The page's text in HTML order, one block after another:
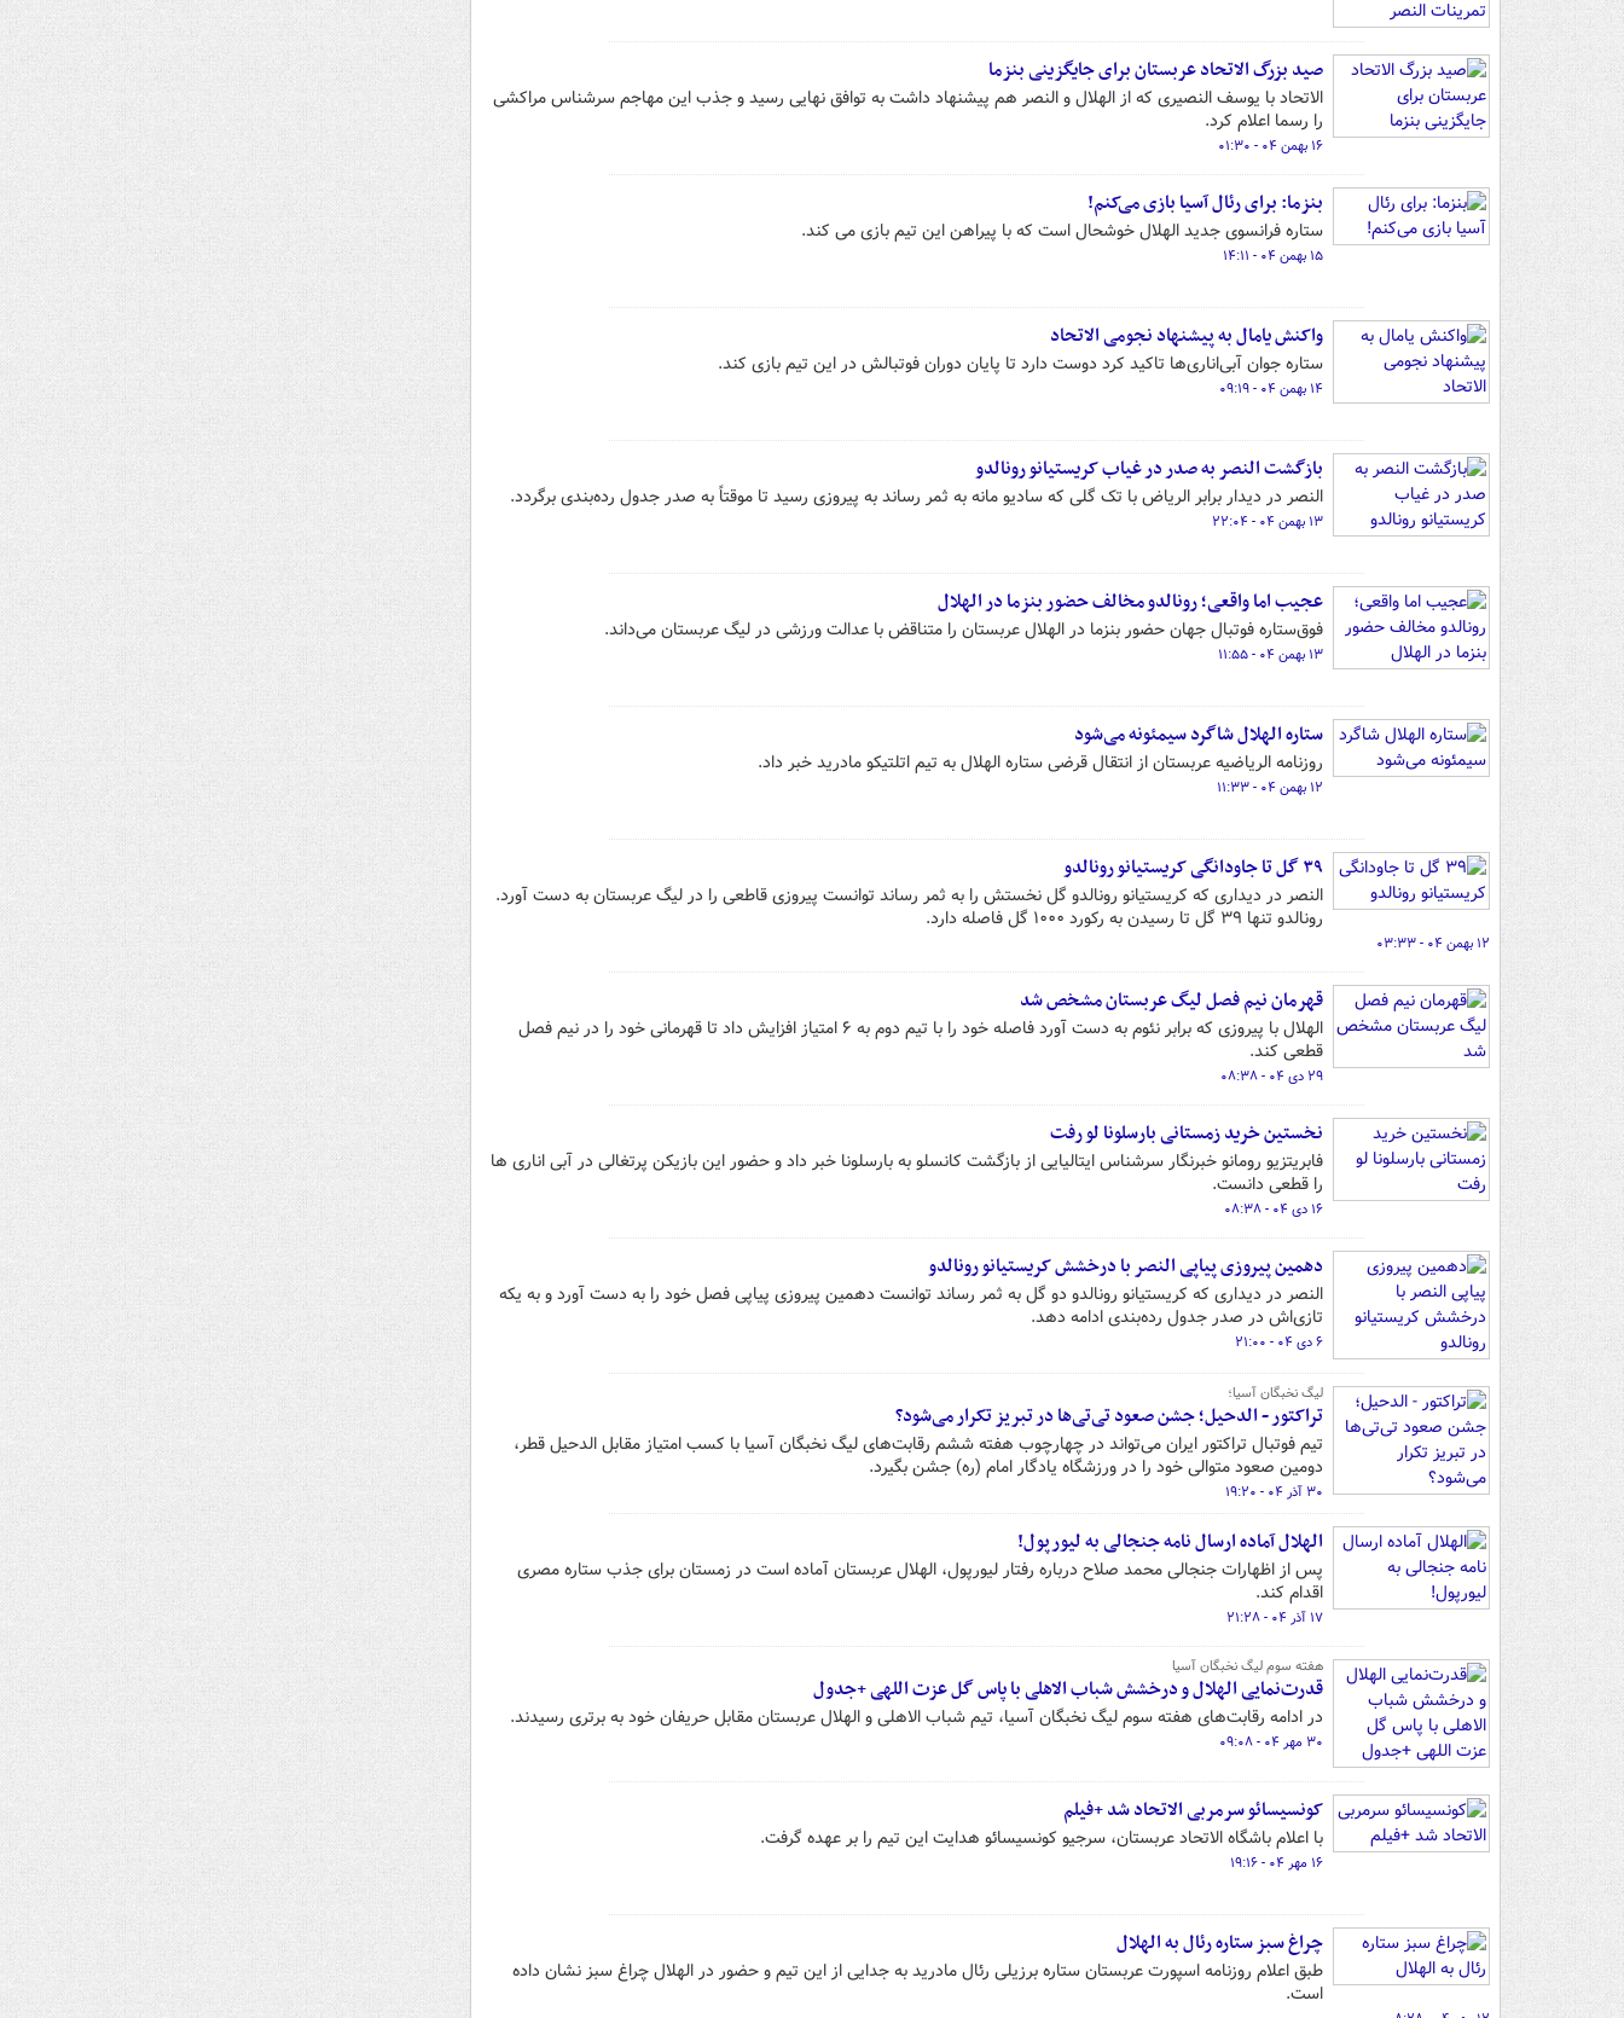
صید بزرگ الاتحاد عربستان برای جایگزینی بنزما
الاتحاد با یوسف النصیری که از الهلال و النصر هم پیشنهاد داشت به توافق نهایی رسید و جذب این مهاجم سرشناس مراکشی
را رسما اعلام کرد.
۱۶ بهمن ۰۴ - ۰۱:۳۰
بنزما: برای رئال آسیا بازی می‌کنم!
ستاره فرانسوی جدید الهلال خوشحال است که با پیراهن این تیم بازی می کند.
۱۵ بهمن ۰۴ - ۱۴:۱۱
واکنش یامال به پیشنهاد نجومی الاتحاد
ستاره جوان آبی‌اناری‌ها تاکید کرد دوست دارد تا پایان دوران فوتبالش در این تیم بازی کند.
۱۴ بهمن ۰۴ - ۰۹:۱۹
بازگشت النصر به صدر در غیاب کریستیانو رونالدو
النصر در دیدار برابر الریاض با تک گلی که سادیو مانه به ثمر رساند به پیروزی رسید تا موقتاً به صدر جدول رده‌بندی برگردد.
۱۳ بهمن ۰۴ - ۲۲:۰۴
عجیب اما واقعی؛ رونالدو مخالف حضور بنزما در الهلال
فوق‌ستاره فوتبال جهان حضور بنزما در الهلال عربستان را متناقض با عدالت ورزشی در لیگ عربستان می‌داند.
۱۳ بهمن ۰۴ - ۱۱:۵۵
ستاره الهلال شاگرد سیمئونه می‌شود
روزنامه الریاضیه عربستان از انتقال قرضی ستاره الهلال به تیم اتلتیکو مادرید خبر داد.
۱۲ بهمن ۰۴ - ۱۱:۳۳
۳۹ گل تا جاودانگی کریستیانو رونالدو
النصر در دیداری که کریستیانو رونالدو گل نخستش را به ثمر رساند توانست پیروزی قاطعی را در لیگ عربستان به دست آورد.
رونالدو تنها ۳۹ گل تا رسیدن به رکورد ۱۰۰۰ گل فاصله دارد.
۱۲ بهمن ۰۴ - ۰۳:۳۳
قهرمان نیم فصل لیگ عربستان مشخص شد
الهلال با پیروزی که برابر نئوم به دست آورد فاصله خود را با تیم دوم به ۶ امتیاز افزایش داد تا قهرمانی خود را در نیم فصل
قطعی کند.
۲۹ دی ۰۴ - ۰۸:۳۸
نخستین خرید زمستانی بارسلونا لو رفت
فابریتزیو رومانو خبرنگار سرشناس ایتالیایی از بازگشت کانسلو به بارسلونا خبر داد و حضور این بازیکن پرتغالی در آبی اناری ها
را قطعی دانست.
۱۶ دی ۰۴ - ۰۸:۳۸
دهمین پیروزی پیاپی النصر با درخشش کریستیانو رونالدو
النصر در دیداری که کریستیانو رونالدو دو گل به ثمر رساند توانست دهمین پیروزی پیاپی فصل خود را به دست آورد و به یکه
تازی‌اش در صدر جدول رده‌بندی ادامه دهد.
۶ دی ۰۴ - ۲۱:۰۰
لیگ نخبگان آسیا؛
تراکتور - الدحیل؛ جشن صعود تی‌تی‌ها در تبریز تکرار می‌شود؟
تیم فوتبال تراکتور ایران می‌تواند در چهارچوب هفته ششم رقابت‌های لیگ نخبگان آسیا با کسب امتیاز مقابل الدحیل قطر،
دومین صعود متوالی خود را در ورزشگاه یادگار امام (ره) جشن بگیرد.
۳۰ آذر ۰۴ - ۱۹:۲۰
الهلال آماده ارسال نامه جنجالی به لیورپول!
پس از اظهارات جنجالی محمد صلاح درباره رفتار لیورپول، الهلال عربستان آماده است در زمستان برای جذب ستاره مصری
اقدام کند.
۱۷ آذر ۰۴ - ۲۱:۲۸
هفته سوم لیگ نخبگان آسیا
قدرت‌نمایی الهلال و درخشش شباب الاهلی با پاس گل عزت اللهی +جدول
در ادامه رقابت‌های هفته سوم لیگ نخبگان آسیا، تیم شباب الاهلی و الهلال عربستان مقابل حریفان خود به برتری رسیدند.
۳۰ مهر ۰۴ - ۰۹:۰۸
کونسیسائو سرمربی الاتحاد شد +فیلم
با اعلام باشگاه الاتحاد عربستان، سرجیو کونسیسائو هدایت این تیم را بر عهده گرفت.
۱۶ مهر ۰۴ - ۱۹:۱۶
چراغ سبز ستاره رئال به الهلال
طبق اعلام روزنامه اسپورت عربستان ستاره برزیلی رئال مادرید به جدایی از این تیم و حضور در الهلال چراغ سبز نشان داده
است.